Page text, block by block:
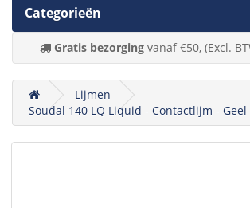
Categorieën
Gratis bezorgingvanaf €50, (Excl.
Lijmen
Soudal 140 LQ Liquid - Contactlijm -